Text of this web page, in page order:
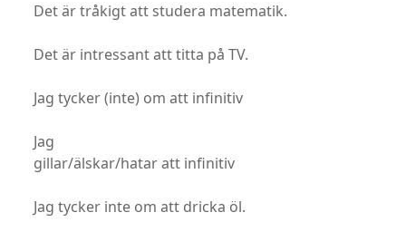
Det är tråkigt att studera matematik.
Det är intressant att titta på TV.
Jag tycker (inte) om att infinitiv
Jag
gillar/älskar/hatar att infinitiv
Jag tycker inte om att dricka öl.